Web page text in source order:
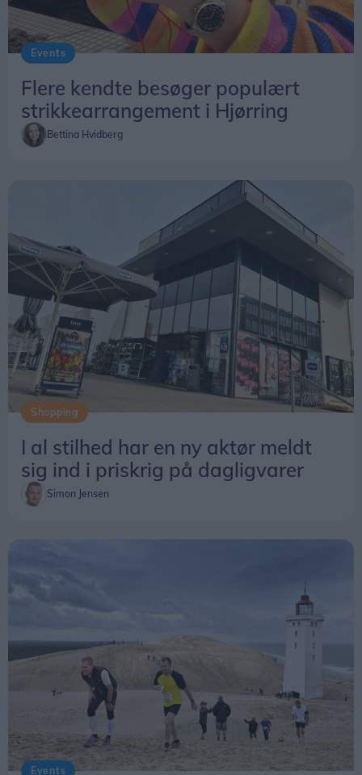
Events
Flere kendte besøger populært
strikkearrangement i Hjørring
Bettina Hvidberg
Shopping
I al stilhed har en ny aktør meldt
sig ind i priskrig på dagligvarer
Simon Jensen
Events